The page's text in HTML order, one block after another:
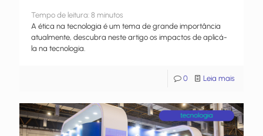
Tempo de leitura: 8 minutos
A ética na tecnologia é um tema de grande importância
atualmente, descubra neste artigo os impactos de aplicá-
la na tecnologia.
0 Leia mais